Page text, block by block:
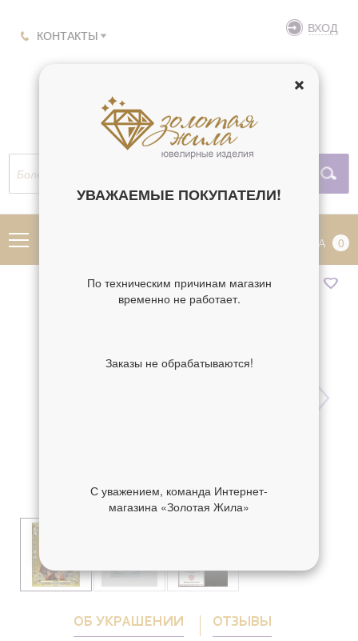
КОНТАКТЫ ВХОД
КОРЗИНА 0
ОБ УКРАШЕНИИ ОТЗЫВЫ
УВАЖАЕМЫЕ ПОКУПАТЕЛИ!
По техническим причинам магазин
временно не работает.
Заказы не обрабатываются!
С уважением, команда Интернет-
магазина «Золотая Жила»